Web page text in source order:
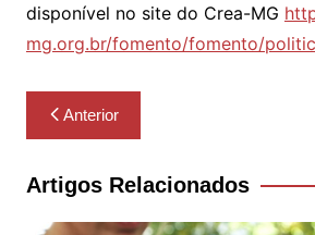
disponível no site do Crea-MG
mg.org.br/fomento/fomento/
Navegação
de
Post
Anterior
Artigos Relacionados